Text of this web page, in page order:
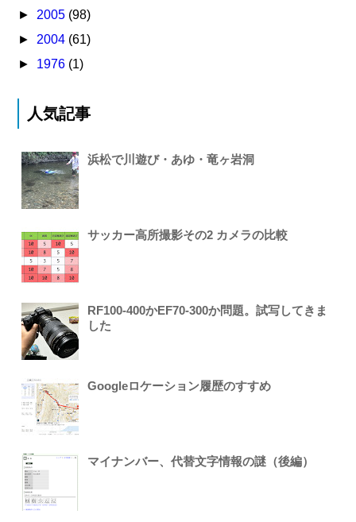
► 2005 (98)
► 2004 (61)
► 1976 (1)
人気記事
浜松で川遊び・あゆ・竜ヶ岩洞
サッカー高所撮影その2 カメラの比較
RF100-400かEF70-300か問題。試写してきま
した
Googleロケーション履歴のすすめ
マイナンバー、代替文字情報の謎（後編）